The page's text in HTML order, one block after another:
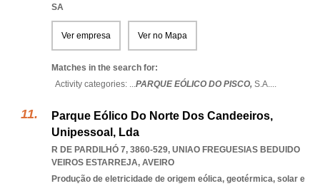
SA
Ver empresa Ver no Mapa
Matches in the search for:
Activity categories: ...PARQUE EÓLICO DO PISCO, S.A....
Parque Eólico Do Norte Dos Candeeiros,
Unipessoal, Lda
R DE PARDILHÓ 7, 3860-529, UNIAO FREGUESIAS BEDUIDO
VEIROS ESTARREJA, AVEIRO
Produção de eletricidade de origem eólica, geotérmica, solar e